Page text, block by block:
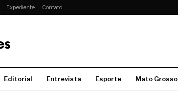
Expediente Contato
Editorial Entrevista Esporte Mato Grosso